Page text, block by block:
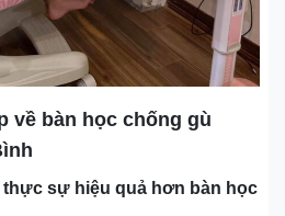
về bàn học chống gù
sự hiệu quả hơn bàn học